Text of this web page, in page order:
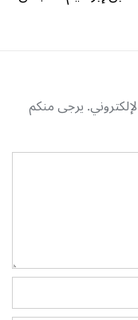
يرجى منكم